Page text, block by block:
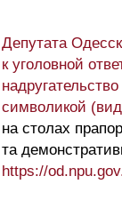
Депутата
к уголовной
символикой
на столах
та
https://